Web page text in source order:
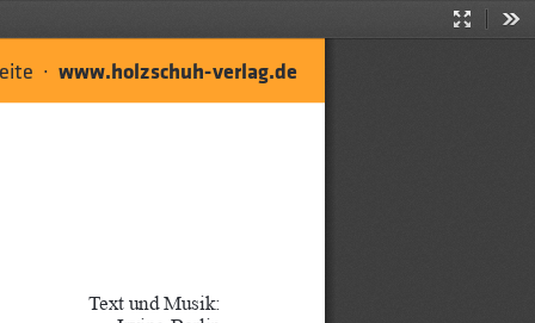
·
www.holzschuh-verlag.de
Text und Musik: